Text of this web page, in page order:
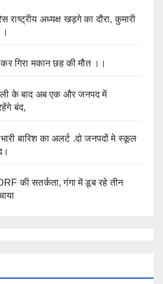
राष्ट्रीय अध्यक्ष खड़गे का दौरा, कुमारी
गिरा मकान छह की मौत ।।
के बाद अब एक और जनपद में
बंद,
बारिश का अलर्ट .दो जनपदों मे स्कूल
की सतर्कता, गंगा में डूब रहे तीन